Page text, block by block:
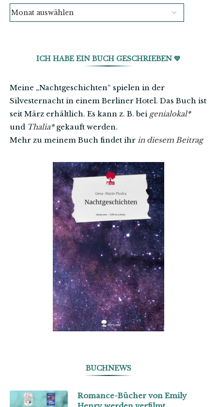
ICH HABE EIN BUCH GESCHRIEBEN 💙
Meine „Nachtgeschichten“ spielen in der
Silvesternacht in einem Berliner Hotel. Das Buch ist
seit März erhältlich. Es kann z. B. bei genialokal*
und Thalia*gekauft werden.
Mehr zu meinem Buch findet ihr in diesem Beitrag
BUCHNEWS
Romance-Bücher von Emily